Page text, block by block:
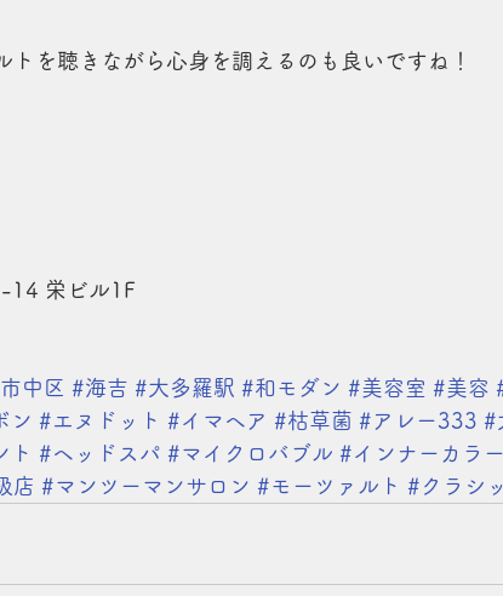
トを聴きながら心身を調えるのも良いですね！
14 栄ビル1F
中区 #海吉 #大多羅駅 #和モダン #美容室 #美容
ン #エヌドット #イマヘア #枯草菌 #アレー333 #
ト #ヘッドスパ #マイクロバブル #インナーカラー
店 #マンツーマンサロン #モーツァルト #クラシ